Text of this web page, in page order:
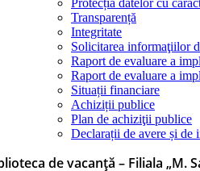
Protecția datelor cu
Transparență
Integritate
Solicitarea informaţiilor
Raport de evaluare a
Raport de evaluare a
Situații financiare
Achiziții publice
Plan de achiziţii publice
Declarații de avere și de
de vacanță – Filiala „M.